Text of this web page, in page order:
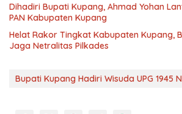
Dihadiri Bupati Kupang, Ahmad Yohan
PAN Kabupaten Kupang
Helat Rakor Tingkat Kabupaten Kupang,
Jaga Netralitas Pilkades
Bupati Kupang Hadiri Wisuda UPG 1945